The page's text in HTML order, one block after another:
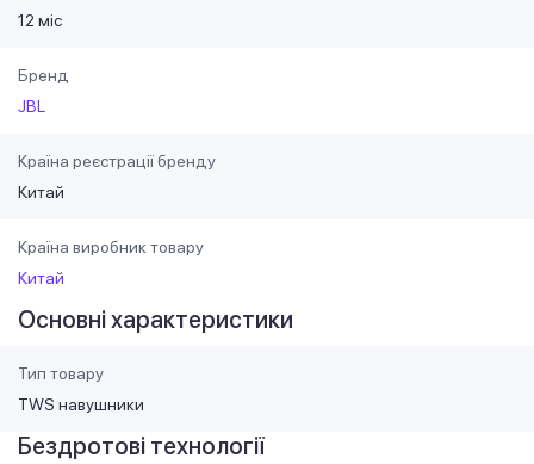
12 міс
Бренд
JBL
Країна реєстрації бренду
Китай
Країна виробник товару
Китай
Основні характеристики
Тип товару
TWS навушники
Бездротові технології